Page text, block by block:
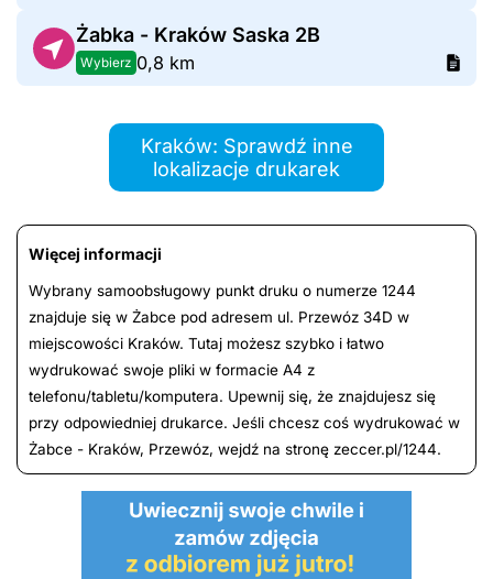
Żabka - Kraków Saska 2B
Wybierz 0,8 km
Kraków: Sprawdź inne
lokalizacje drukarek
Więcej informacji
Wybrany samoobsługowy punkt druku o numerze 1244
znajduje się w Żabce pod adresem ul. Przewóz 34D w
miejscowości Kraków. Tutaj możesz szybko i łatwo
wydrukować swoje pliki w formacie A4 z
telefonu/tabletu/komputera. Upewnij się, że znajdujesz się
przy odpowiedniej drukarce. Jeśli chcesz coś wydrukować w
Żabce - Kraków, Przewóz, wejdź na stronę zeccer.pl/1244.